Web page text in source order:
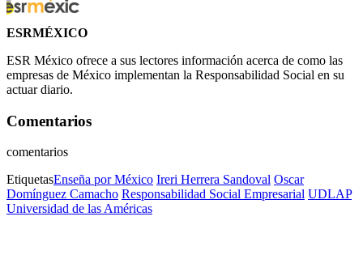
ESRMÉXICO
ESR México ofrece a sus lectores información acerca de como las
empresas de México implementan la Responsabilidad Social en su
actuar diario.
Comentarios
comentarios
EtiquetasEnseña por México Ireri Herrera Sandoval Oscar
Domínguez Camacho Responsabilidad Social Empresarial UDLAP
Universidad de las Américas